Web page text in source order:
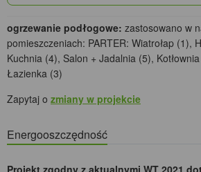
ogrzewanie podłogowe: zastosowano w
pomieszczeniach: PARTER: Wiatrołap (1),
Kuchnia (4), Salon + Jadalnia (5),
Łazienka (3)
Zapytaj o zmiany w projekcie
Energooszczędność